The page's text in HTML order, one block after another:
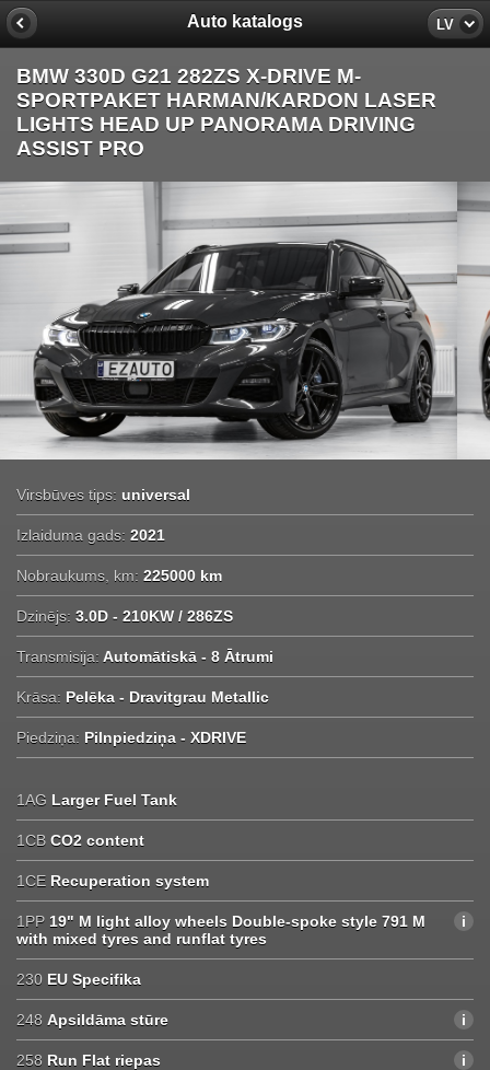
Auto katalogs LV
BMW 330D G21 282ZS X-DRIVE M-
SPORTPAKET HARMAN/KARDON LASER
LIGHTS HEAD UP PANORAMA DRIVING
ASSIST PRO
Virsbūves tips: universal
Izlaiduma gads: 2021
Nobraukums, km: 225000 km
Dzinējs: 3.0D - 210KW / 286ZS
Transmisija: Automātiskā - 8 Ātrumi
Krāsa: Pelēka - Dravitgrau Metallic
Piedziņa: Pilnpiedziņa - XDRIVE
1AG Larger Fuel Tank
1CB CO2 content
1CE Recuperation system
1PP 19" M light alloy wheels Double-spoke style 791 M
with mixed tyres and runflat tyres
230 EU Specifika
248 Apsildāma stūre
258 Run Flat riepas